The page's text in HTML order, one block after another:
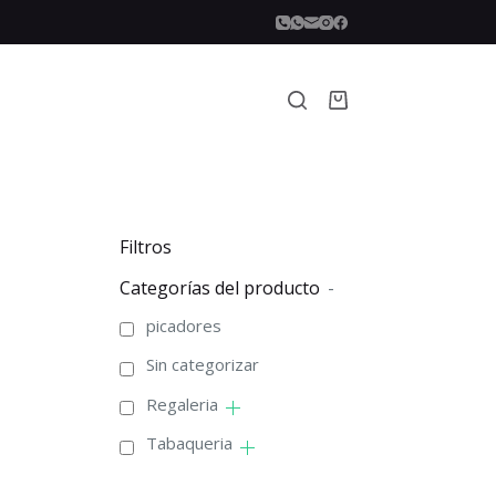
Carro
Filtros
Categorías del producto -
picadores
Sin categorizar
Regaleria
Tabaqueria